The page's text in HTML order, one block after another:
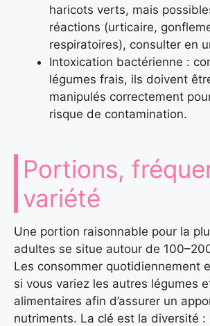
haricots verts, mais
réactions (urticaire,
respiratoires), consulter en
Intoxication bactérienne :
légumes frais, ils doivent
manipulés correctement
risque de contamination.
Portions,
variété
Une portion raisonnable pour la
adultes se situe autour de
Les consommer quotidiennement
si vous variez les autres légumes
alimentaires afin d’assurer un
nutriments. La clé est la diversité :